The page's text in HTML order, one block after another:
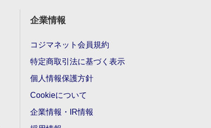
企業情報
コジマネット会員規約
特定商取引法に基づく表示
個人情報保護方針
Cookieについて
企業情報・IR情報